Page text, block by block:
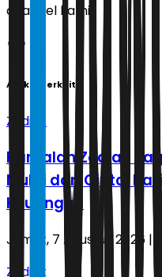
channel kami!
Artikel Terkait
Zodiak
Ramalan Zodiak
Mulai dari Cinta,
Keuangan
Jumat, 7 Agustus 2026 |
Zodiak